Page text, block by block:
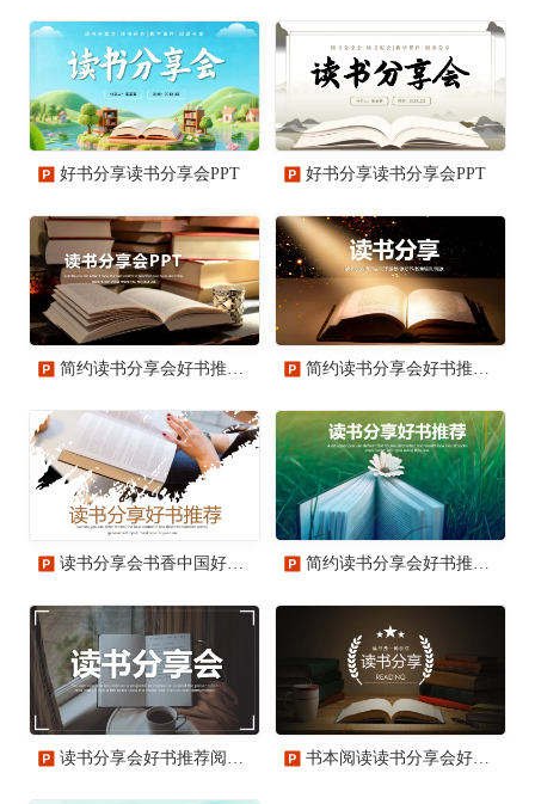
好书分享读书分享会PPT 好书分享读书分享会PPT